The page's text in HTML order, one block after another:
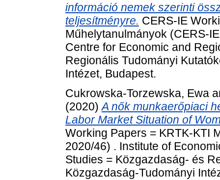
információ nemek szerinti
teljesítményre. CERS-IE
Műhelytanulmányok (CERS-
Centre for Economic and
Regionális Tudományi
Intézet, Budapest.
Cukrowska-Torzewska, Ewa
(2020)A nők munkaerőpiaci
Labor Market Situation of
Working Papers = KRTK-KTI
2020/46) . Institute of
Studies = Közgazdaság- és
Közgazdaság-Tudományi